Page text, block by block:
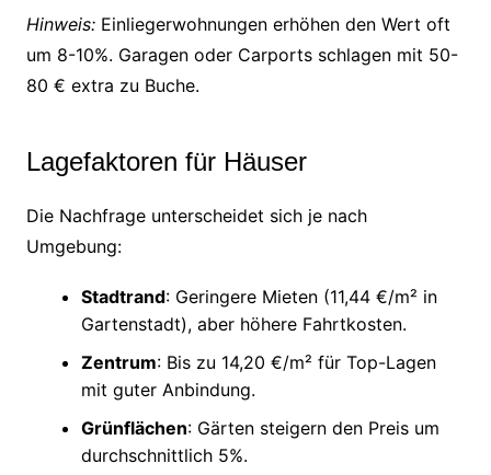
Hinweis:Einliegerwohnungen erhöhen den Wert oft
um 8-10%. Garagen oder Carports schlagen mit 50-
80 € extra zu Buche.
Lagefaktoren für Häuser
Die Nachfrage unterscheidet sich je nach
Umgebung:
Stadtrand: Geringere Mieten (11,44 €/m² in
Gartenstadt), aber höhere Fahrtkosten.
Zentrum: Bis zu 14,20 €/m² für Top-Lagen
mit guter Anbindung.
Grünflächen: Gärten steigern den Preis um
durchschnittlich 5%.